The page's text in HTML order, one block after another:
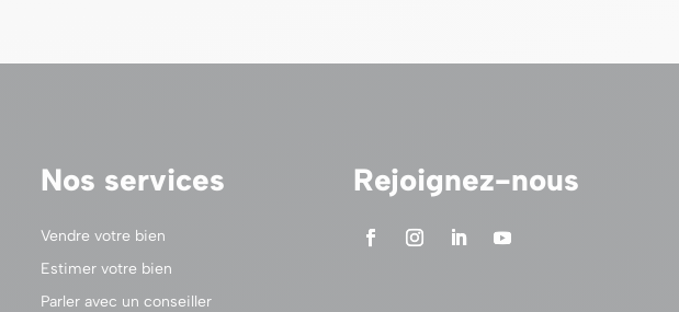
Nos services
Vendre votre bien
Estimer votre bien
Parler avec un conseiller
Rejoignez-nous